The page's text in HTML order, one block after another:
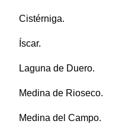
Cistérniga.
Íscar.
Laguna de Duero.
Medina de Rioseco.
Medina del Campo.